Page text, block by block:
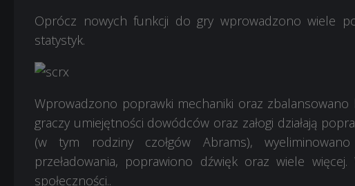
Oprócz nowych funkcji do gry wprowadzono wiele
statystyk.
Wprowadzono poprawki mechaniki oraz zbalansowano
graczy umiejętności dowódców oraz załogi działają
(w tym rodziny czołgów Abrams),
przeładowania, poprawiono dźwięk oraz wiele
społeczności..